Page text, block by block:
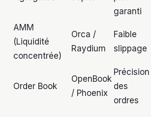
garanti
AMM
(Liquidité
concentrée)
Orca /
Raydium
Faible
slippage
Order Book
OpenBook
/ Phoenix
Précision
des
ordres